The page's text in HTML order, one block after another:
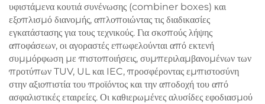
υφιστάμενα κουτιά συνένωσης (combiner boxes) και
εξοπλισμό διανομής, απλοποιώντας τις διαδικασίες
εγκατάστασης για τους τεχνικούς. Για σκοπούς λήψης
αποφάσεων, οι αγοραστές επωφελούνται από εκτενή
συμμόρφωση με πιστοποιήσεις, συμπεριλαμβανομένων των
προτύπων TUV, UL και IEC, προσφέροντας εμπιστοσύνη
στην αξιοπιστία του προϊόντος και την αποδοχή του από
ασφαλιστικές εταιρείες. Οι καθιερωμένες αλυσίδες εφοδιασμού